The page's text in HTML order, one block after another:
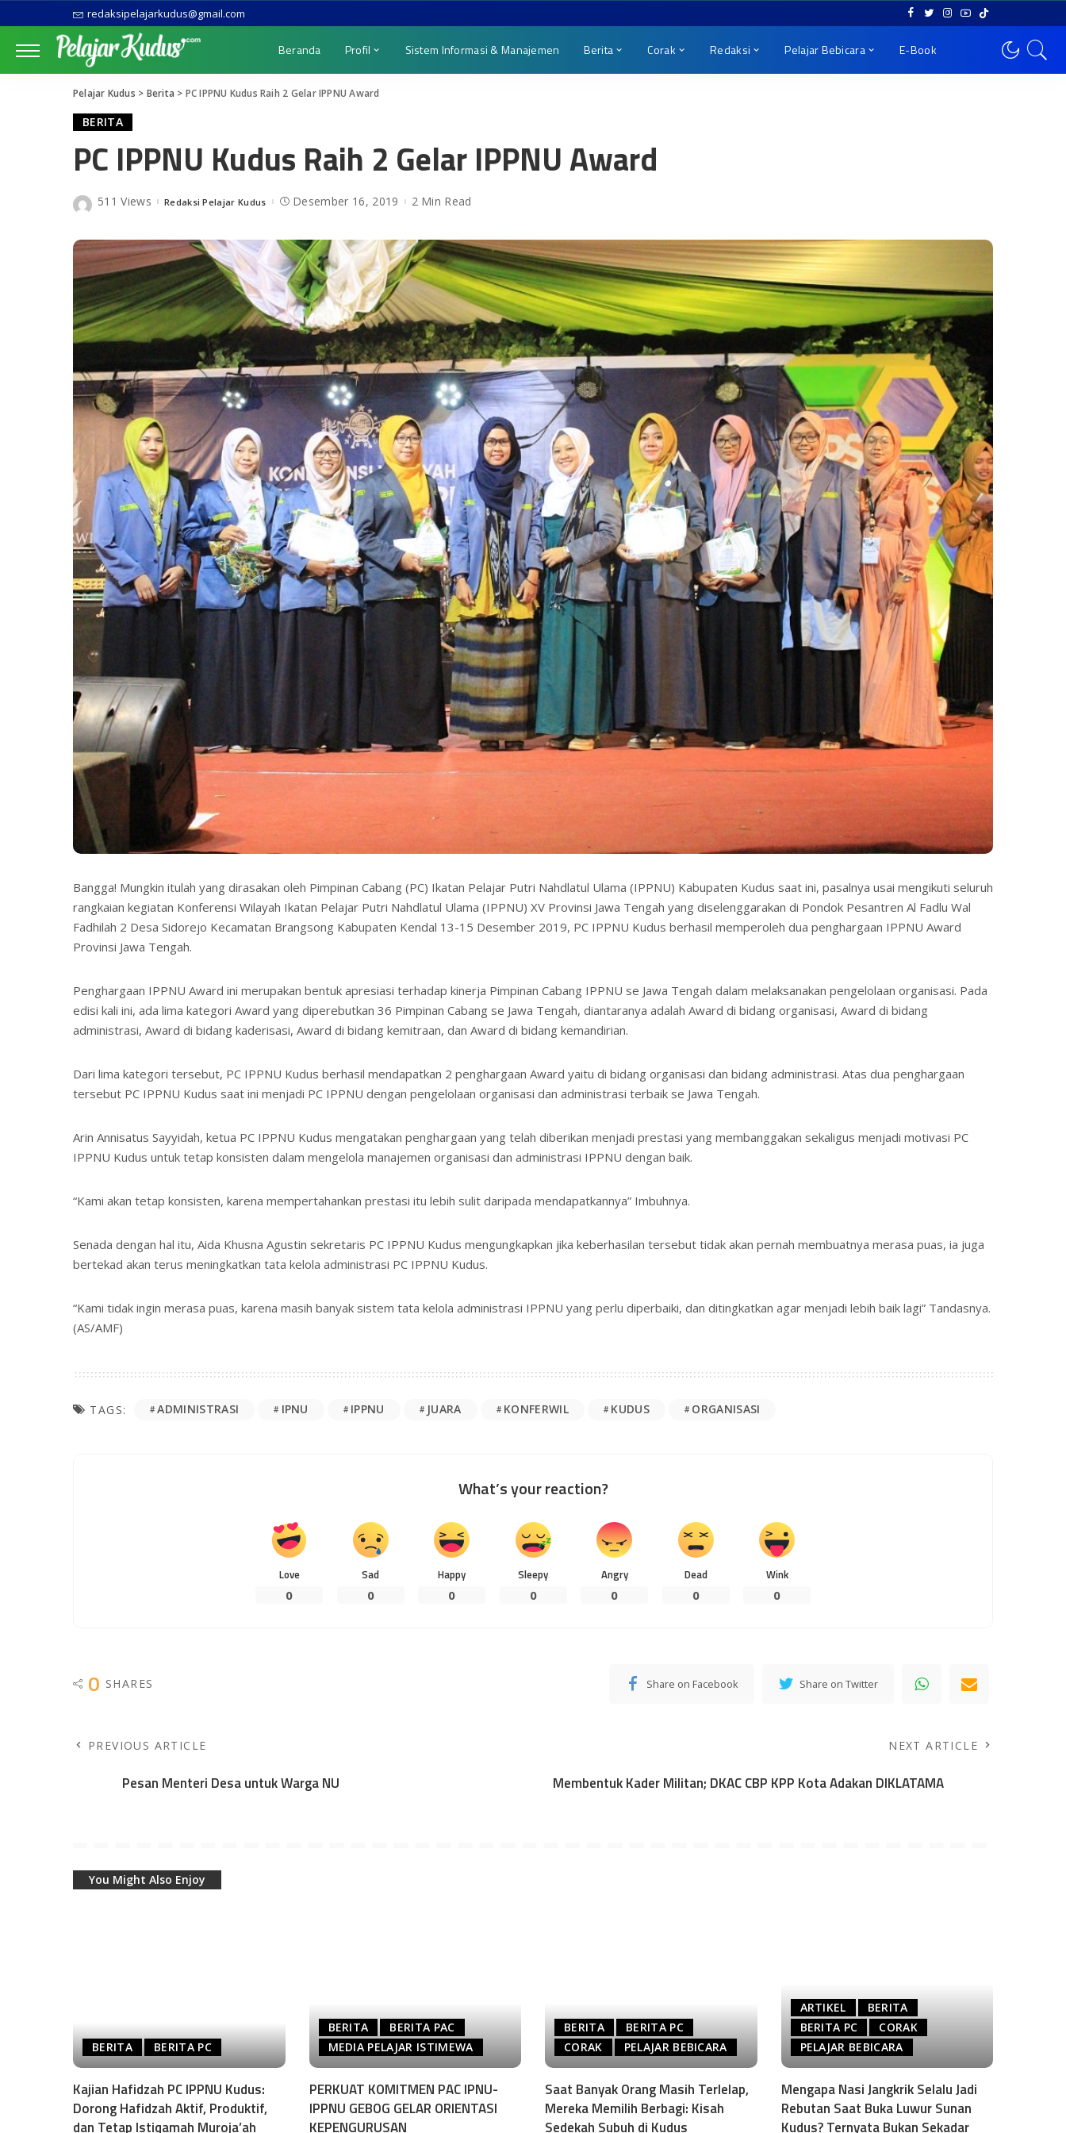
redaksipelajarkudus@gmail.com
Beranda Profil Sistem Informasi & Manajemen Berita Corak Redaksi Pelajar Bebicara E-Book
Pelajar Kudus > Berita > PC IPPNU Kudus Raih 2 Gelar IPPNU Award
BERITA
PC IPPNU Kudus Raih 2 Gelar IPPNU Award
511 ViewsPosted
Redaksi Pelajar Kudus Desember 16, 2019 2 Min Read
Bangga! Mungkin itulah yang dirasakan oleh Pimpinan Cabang (PC) Ikatan Pelajar Putri Nahdlatul Ulama (IPPNU) Kabupaten Kudus saat ini, pasalnya usai mengikuti seluruh
rangkaian kegiatan Konferensi Wilayah Ikatan Pelajar Putri Nahdlatul Ulama (IPPNU) XV Provinsi Jawa Tengah yang diselenggarakan di Pondok Pesantren Al Fadlu Wal
Fadhilah 2 Desa Sidorejo Kecamatan Brangsong Kabupaten Kendal 13-15 Desember 2019, PC IPPNU Kudus berhasil memperoleh dua penghargaan IPPNU Award
Provinsi Jawa Tengah.
Penghargaan IPPNU Award ini merupakan bentuk apresiasi terhadap kinerja Pimpinan Cabang IPPNU se Jawa Tengah dalam melaksanakan pengelolaan organisasi. Pada
edisi kali ini, ada lima kategori Award yang diperebutkan 36 Pimpinan Cabang se Jawa Tengah, diantaranya adalah Award di bidang organisasi, Award di bidang
administrasi, Award di bidang kaderisasi, Award di bidang kemitraan, dan Award di bidang kemandirian.
Dari lima kategori tersebut, PC IPPNU Kudus berhasil mendapatkan 2 penghargaan Award yaitu di bidang organisasi dan bidang administrasi. Atas dua penghargaan
tersebut PC IPPNU Kudus saat ini menjadi PC IPPNU dengan pengelolaan organisasi dan administrasi terbaik se Jawa Tengah.
Arin Annisatus Sayyidah, ketua PC IPPNU Kudus mengatakan penghargaan yang telah diberikan menjadi prestasi yang membanggakan sekaligus menjadi motivasi PC
IPPNU Kudus untuk tetap konsisten dalam mengelola manajemen organisasi dan administrasi IPPNU dengan baik.
“Kami akan tetap konsisten, karena mempertahankan prestasi itu lebih sulit daripada mendapatkannya” Imbuhnya.
Senada dengan hal itu, Aida Khusna Agustin sekretaris PC IPPNU Kudus mengungkapkan jika keberhasilan tersebut tidak akan pernah membuatnya merasa puas, ia juga
bertekad akan terus meningkatkan tata kelola administrasi PC IPPNU Kudus.
“Kami tidak ingin merasa puas, karena masih banyak sistem tata kelola administrasi IPPNU yang perlu diperbaiki, dan ditingkatkan agar menjadi lebih baik lagi” Tandasnya.
(AS/AMF)
TAGS: ADMINISTRASI IPNU IPPNU JUARA KONFERWIL KUDUS ORGANISASI
What’s your reaction?
Love
0
Sad
0
Happy
0
Sleepy
0
Angry
0
Dead
0
Wink
0
0 SHARES Share on Facebook Share on Twitter
PREVIOUS ARTICLE
Pesan Menteri Desa untuk Warga NU
NEXT ARTICLE
Membentuk Kader Militan; DKAC CBP KPP Kota Adakan DIKLATAMA
You Might Also Enjoy
BERITA BERITA PC
Kajian Hafidzah PC IPPNU Kudus:
Dorong Hafidzah Aktif, Produktif,
dan Tetap Istiqamah Muroja’ah
BERITA
BERITA PAC
MEDIA PELAJAR ISTIMEWA
PERKUAT KOMITMEN PAC IPNU-
IPPNU GEBOG GELAR ORIENTASI
KEPENGURUSAN
BERITA
BERITA PC
CORAK
PELAJAR BEBICARA
Saat Banyak Orang Masih Terlelap,
Mereka Memilih Berbagi: Kisah
Sedekah Subuh di Kudus
ARTIKEL
BERITA
BERITA PC
CORAK
PELAJAR BEBICARA
Mengapa Nasi Jangkrik Selalu Jadi
Rebutan Saat Buka Luwur Sunan
Kudus? Ternyata Bukan Sekadar